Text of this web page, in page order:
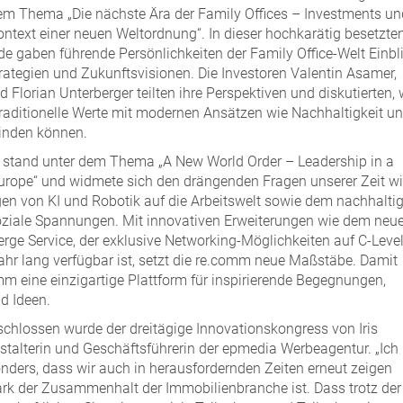
Thema „Die nächste Ära der Family Offices – Investments
einer neuen Weltordnung“. In dieser hochkarätig
gaben führende Persönlichkeiten der Family Office-Welt
und Zukunftsvisionen. Die Investoren Valentin Asamer,
Florian Unterberger teilten ihre Perspektiven und diskutierten,
Werte mit modernen Ansätzen wie Nachhaltigkeit
können.
unter dem Thema „A New World Order – Leadership in a
und widmete sich den drängenden Fragen unserer Zeit
von KI und Robotik auf die Arbeitswelt sowie dem
Spannungen. Mit innovativen Erweiterungen wie dem
Service, der exklusive Networking-Möglichkeiten auf C-Level
lang verfügbar ist, setzt die re.comm neue Maßstäbe. Damit
eine einzigartige Plattform für inspirierende Begegnungen,
Ideen.
wurde der dreitägige Innovationskongress von Iris
und Geschäftsführerin der epmedia Werbeagentur. „Ich
dass wir auch in herausfordernden Zeiten erneut zeigen
der Zusammenhalt der Immobilienbranche ist. Dass trotz der